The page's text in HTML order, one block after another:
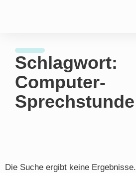
Schlagwort:
Computer-
Sprechstunde
Die Suche ergibt keine Ergebnisse.